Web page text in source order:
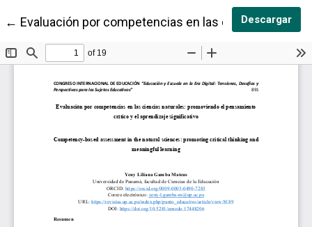
← Volver a los detalles del artículo
Evaluación por competencias en las cienciasDescargar